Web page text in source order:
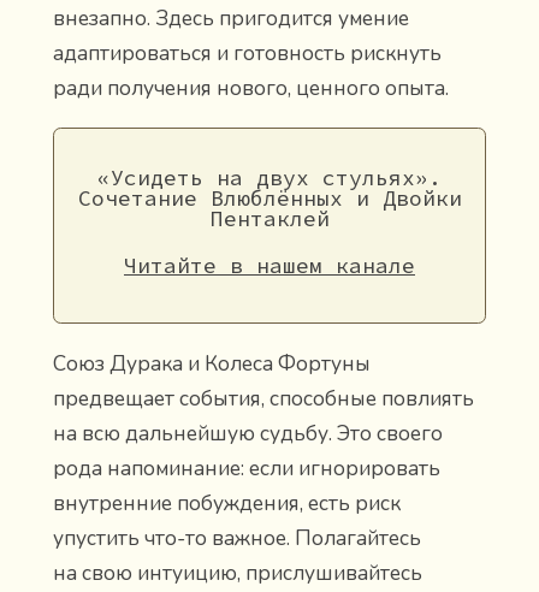
внезапно. Здесь пригодится умение
адаптироваться и готовность рискнуть
ради получения нового, ценного опыта.
«Усидеть на двух стульях».
Сочетание Влюблённых и Двойки
Пентаклей
Читайте в нашем канале
Союз Дурака и Колеса Фортуны
предвещает события, способные повлиять
на всю дальнейшую судьбу. Это своего
рода напоминание: если игнорировать
внутренние побуждения, есть риск
упустить что-то важное. Полагайтесь
на свою интуицию, прислушивайтесь